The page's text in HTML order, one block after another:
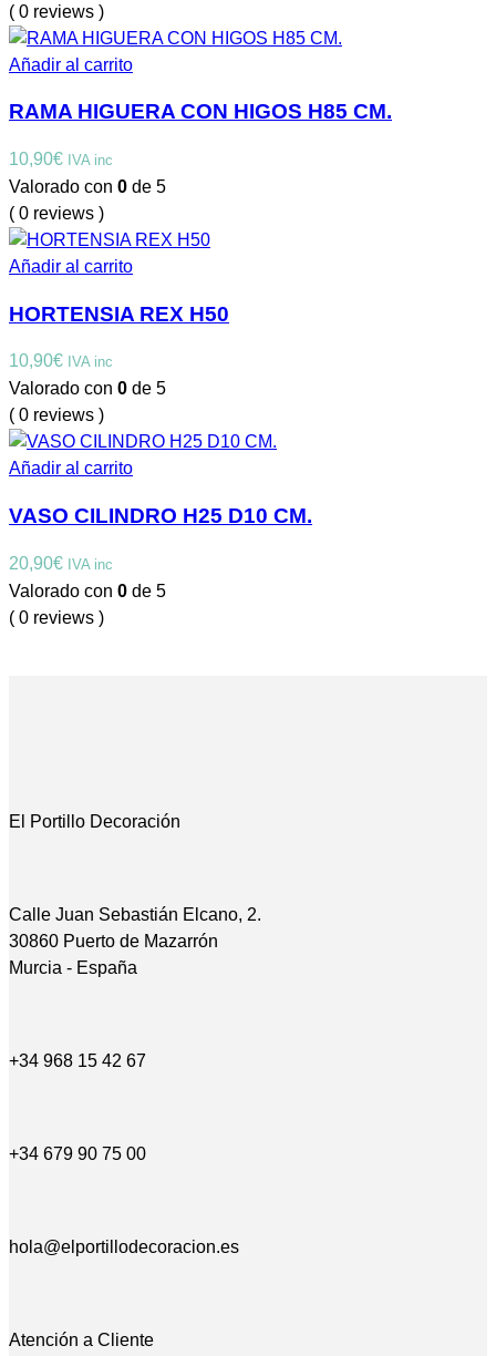
( 0 reviews )
Añadir al carrito
RAMA HIGUERA CON HIGOS H85 CM.
10,90€ IVA inc
Valorado con 0 de 5
( 0 reviews )
Añadir al carrito
HORTENSIA REX H50
10,90€ IVA inc
Valorado con 0 de 5
( 0 reviews )
Añadir al carrito
VASO CILINDRO H25 D10 CM.
20,90€ IVA inc
Valorado con 0 de 5
( 0 reviews )
El Portillo Decoración
Calle Juan Sebastián Elcano, 2.
30860 Puerto de Mazarrón
Murcia - España
+34 968 15 42 67
+34 679 90 75 00
hola@elportillodecoracion.es
Atención a Cliente